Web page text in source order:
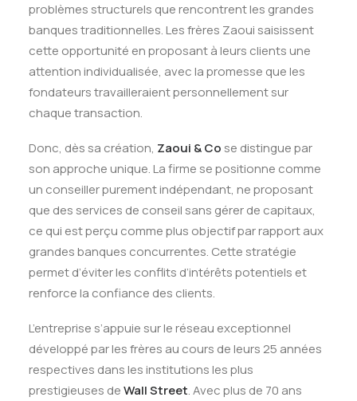
problèmes structurels que rencontrent les grandes
banques traditionnelles.Les frères Zaoui saisissent
cette opportunité en proposant à leurs clients une
attention individualisée, avec la promesse que les
fondateurs travailleraient personnellement sur
chaque transaction.
Donc, dès sa création, Zaoui & Co se distingue par
son approche unique.La firme se positionne comme
un conseiller purement indépendant, ne proposant
que des services de conseil sans gérer de capitaux,
ce qui est perçu comme plus objectif par rapport aux
grandes banques concurrentes. Cette stratégie
permet d’éviter les conflits d’intérêts potentiels et
renforce la confiance des clients.
L’entreprise s’appuie sur le réseau exceptionnel
développé par les frères au cours de leurs 25 années
respectives dans les institutions les plus
prestigieuses deWall Street.Avec plus de 70 ans